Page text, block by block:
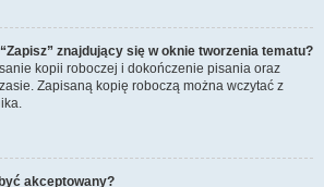
znajdujący się w oknie tworzenia tematu?
kopii roboczej i dokończenie pisania oraz
Zapisaną kopię roboczą można wczytać z
akceptowany?